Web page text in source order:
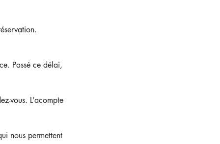
Passé ce délai,
vous. L’acompte
nous permettent